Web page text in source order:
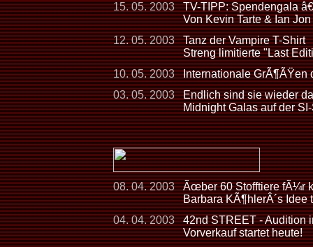
15. 05. 2003
TV-TIPP: Spendengala
Von Kevin Tarte & Ian
12. 05. 2003
Tanz der Vampire T-Shirt
Streng limitierte "Last
10. 05. 2003
Internationale GrÃ¶ÃŸen
03. 05. 2003
Endlich sind sie wieder
Midnight Galas auf der
08. 04. 2003
Ãœber 60 Stofftiere fÃ¼r
Barbara KÃ¶hlerÂ´s
04. 04. 2003
42nd STREET - Audition
Vorverkauf startet heute!